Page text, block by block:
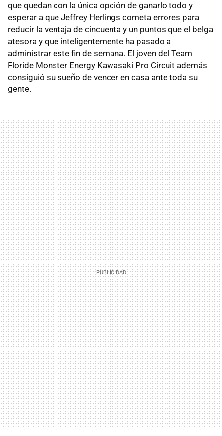
que quedan con la única opción de ganarlo todo y
esperar a que Jeffrey Herlings cometa errores para
reducir la ventaja de cincuenta y un puntos que el belga
atesora y que inteligentemente ha pasado a
administrar este fin de semana. El joven del Team
Floride Monster Energy Kawasaki Pro Circuit además
consiguió su sueño de vencer en casa ante toda su
gente.